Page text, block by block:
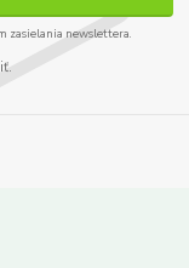
zasielania newslettera.